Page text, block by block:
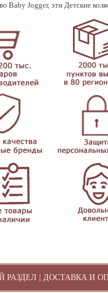
Baby Jogger, эти Детские
РАЗДЕЛ ДОСТАВКА И